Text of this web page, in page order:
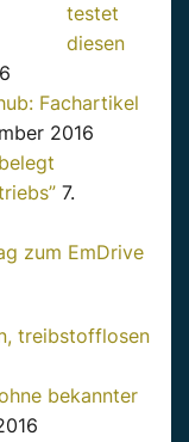
testet
diesen
Fachartikel
2016
7.
zum EmDrive
treibstofflosen
bekannter